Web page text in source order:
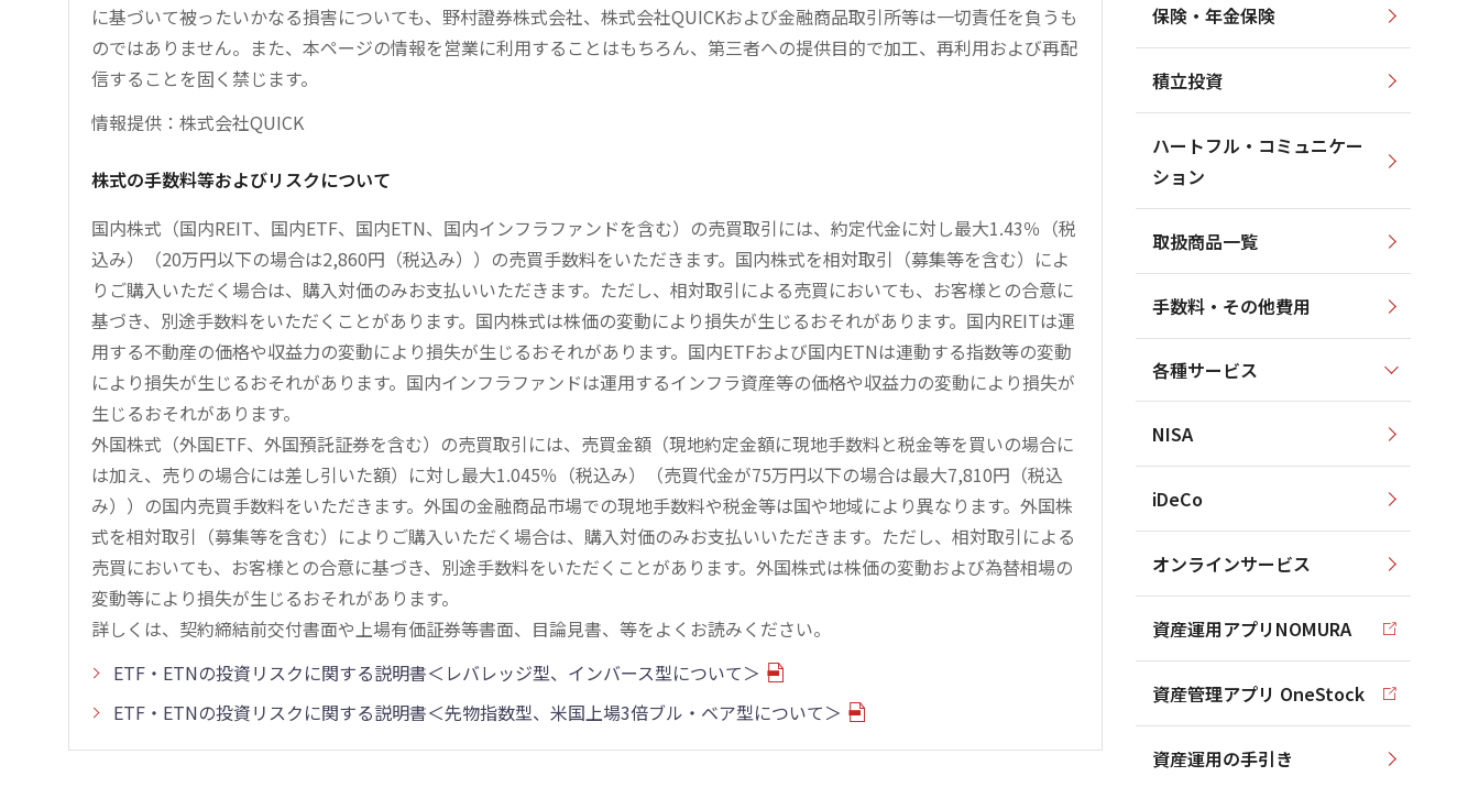
に基づいて被ったいかなる損害についても、野村證券株式会社、株式会社QUICKおよび金融商品取引所等は一切責任を負うも
のではありません。また、本ページの情報を営業に利用することはもちろん、第三者への提供目的で加工、再利用および再配
信することを固く禁じます。
情報提供：株式会社QUICK
株式の手数料等およびリスクについて
国内株式（国内REIT、国内ETF、国内ETN、国内インフラファンドを含む）の売買取引には、約定代金に対し最大1.43％（税
込み）（20万円以下の場合は2,860円（税込み））の売買手数料をいただきます。国内株式を相対取引（募集等を含む）によ
りご購入いただく場合は、購入対価のみお支払いいただきます。ただし、相対取引による売買においても、お客様との合意に
基づき、別途手数料をいただくことがあります。国内株式は株価の変動により損失が生じるおそれがあります。国内REITは運
用する不動産の価格や収益力の変動により損失が生じるおそれがあります。国内ETFおよび国内ETNは連動する指数等の変動
により損失が生じるおそれがあります。国内インフラファンドは運用するインフラ資産等の価格や収益力の変動により損失が
生じるおそれがあります。
外国株式（外国ETF、外国預託証券を含む）の売買取引には、売買金額（現地約定金額に現地手数料と税金等を買いの場合に
は加え、売りの場合には差し引いた額）に対し最大1.045％（税込み）（売買代金が75万円以下の場合は最大7,810円（税込
み））の国内売買手数料をいただきます。外国の金融商品市場での現地手数料や税金等は国や地域により異なります。外国株
式を相対取引（募集等を含む）によりご購入いただく場合は、購入対価のみお支払いいただきます。ただし、相対取引による
売買においても、お客様との合意に基づき、別途手数料をいただくことがあります。外国株式は株価の変動および為替相場の
変動等により損失が生じるおそれがあります。
詳しくは、契約締結前交付書面や上場有価証券等書面、目論見書、等をよくお読みください。
ETF・ETNの投資リスクに関する説明書＜レバレッジ型、インバース型について＞
ETF・ETNの投資リスクに関する説明書＜先物指数型、米国上場3倍ブル・ベア型について＞
保険・年金保険
積立投資
ハートフル・コミュニケー
ション
取扱商品一覧
手数料・その他費用
各種サービス
NISA
iDeCo
オンラインサービス
資産運用アプリNOMURA
資産管理アプリ OneStock
資産運用の手引き